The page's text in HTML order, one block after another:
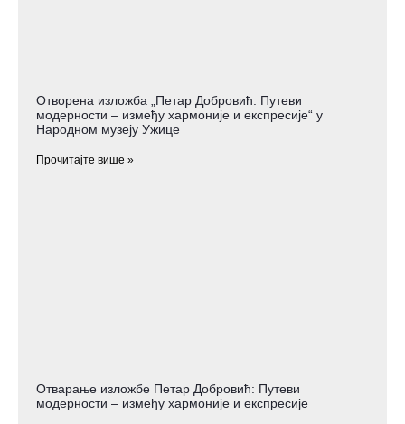
Отворена изложба „Петар Добровић: Путеви
модерности – између хармоније и експресије“ у
Народном музеју Ужице
Прочитајте више »
Отварање изложбе Петар Добровић: Путеви
модерности – између хармоније и експресије